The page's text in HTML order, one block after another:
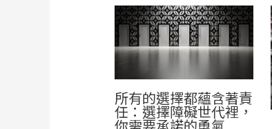
所有的選擇都蘊含著責
任：選擇障礙世代裡，